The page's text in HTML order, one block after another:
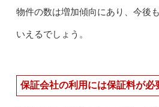
物件の数は増加傾向にあり、今後
いえるでしょう。
保証会社の利用には保証料が必